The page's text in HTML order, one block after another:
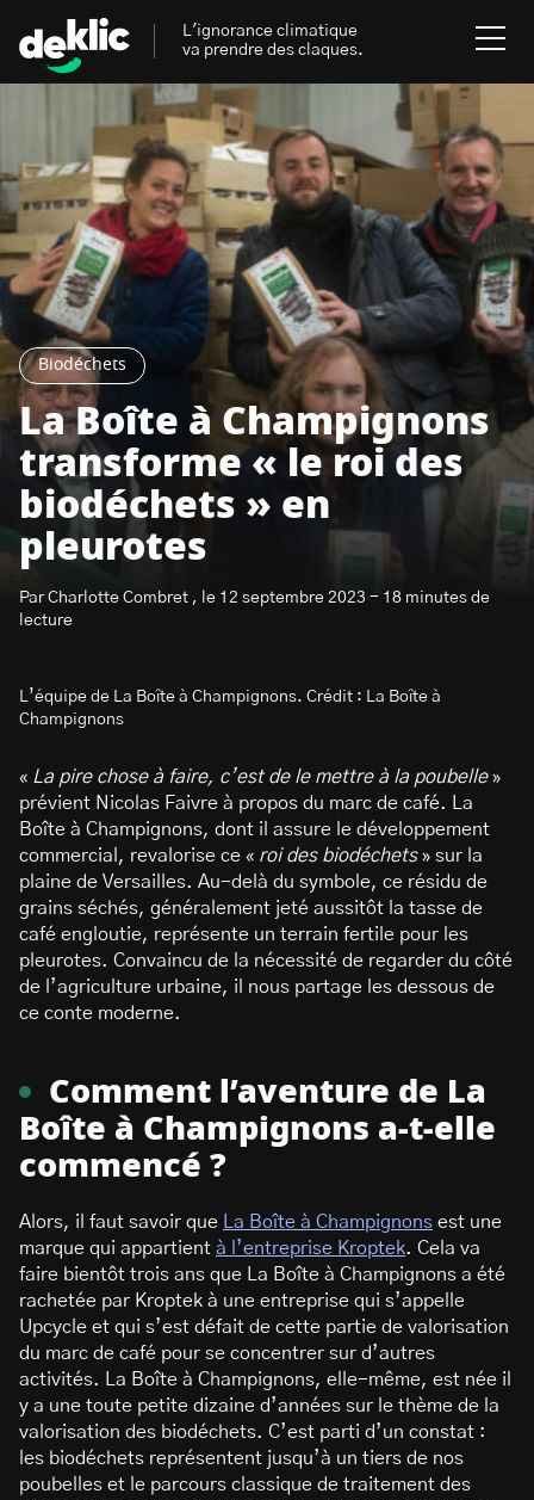
Biodéchets
La Boîte à Champignons
transforme « le roi des
biodéchets » en
pleurotes
Par Charlotte Combret , le 12 septembre 2023 - 18 minutes de
lecture
L’équipe de La Boîte à Champignons. Crédit : La Boîte à
Champignons
« La pire chose à faire, c’est de le mettre à la poubelle»
prévient Nicolas Faivre à propos du marc de café. La
Boîte à Champignons, dont il assure le développement
commercial, revalorise ce « roi des biodéchets» sur la
plaine de Versailles. Au-delà du symbole, ce résidu de
grains séchés, généralement jeté aussitôt la tasse de
café engloutie, représente un terrain fertile pour les
pleurotes. Convaincu de la nécessité de regarder du côté
de l’agriculture urbaine, il nous partage les dessous de
ce conte moderne.
Comment l’aventure de La
Boîte à Champignons a-t-elle
commencé ?
Alors, il faut savoir que La Boîte à Champignons est une
marque qui appartient à l’entreprise Kroptek. Cela va
faire bientôt trois ans que La Boîte à Champignons a été
rachetée par Kroptek à une entreprise qui s’appelle
Upcycle et qui s’est défait de cette partie de valorisation
du marc de café pour se concentrer sur d’autres
activités. La Boîte à Champignons, elle-même, est née il
y a une toute petite dizaine d’années sur le thème de la
valorisation des biodéchets. C’est parti d’un constat :
les biodéchets représentent jusqu’à un tiers de nos
poubelles et le parcours classique de traitement des
L'ignorance climatique
va prendre des claques.
Rechercher
Environnement
Aides, bons plans & cie
Énergies renouvelables
Mobilités durables
Gestes écologiques
Inspiré.es inspirant.es
S’abonner à la newsletter
Rechercher
:
Les mots clés les plus
recherchés sur Deklic
Transition Écologique deklic kids
interview Volte-face influenceur.se